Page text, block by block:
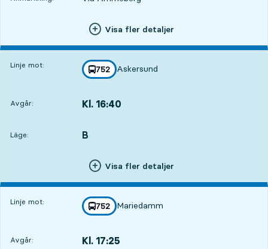
Visa fler detaljer
Linje mot: linje
752
mot
Askersund
,
Avgår: Kl. 16:40
Läge:
LÄGE, B
,
Visa fler detaljer
Linje mot: linje
752
mot
Mariedamm
,
Avgår: Kl. 17:25